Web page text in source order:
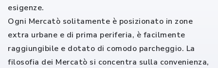
esigenze.
Ogni Mercatò solitamente è posizionato in zone
extra urbane e di prima periferia, è facilmente
raggiungibile e dotato di comodo parcheggio. La
filosofia dei Mercatò si concentra sulla convenienza,